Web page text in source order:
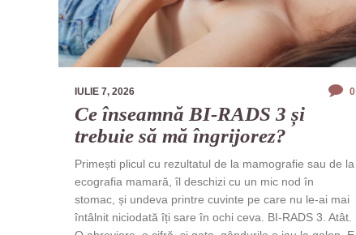
IULIE 7, 2026 0
Ce înseamnă BI-RADS 3 și
trebuie să mă îngrijorez?
Primești plicul cu rezultatul de la mamografie sau de la
ecografia mamară, îl deschizi cu un mic nod în
stomac, și undeva printre cuvinte pe care nu le-ai mai
întâlnit niciodată îți sare în ochi ceva. BI-RADS 3. Atât.